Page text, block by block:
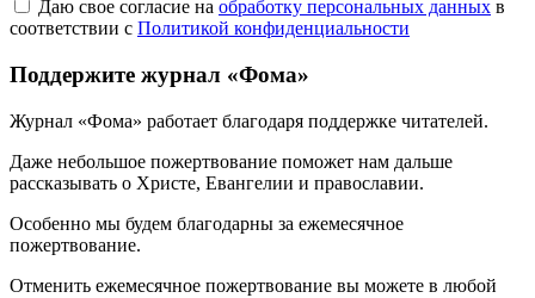
Даю свое согласие на обработку персональных данных в
соответствии с Политикой конфиденциальности
Поддержите журнал «Фома»
Журнал «Фома» работает благодаря поддержке читателей.
Даже небольшое пожертвование поможет нам дальше
рассказывать о Христе, Евангелии и православии.
Особенно мы будем благодарны за ежемесячное
пожертвование.
Отменить ежемесячное пожертвование вы можете в любой